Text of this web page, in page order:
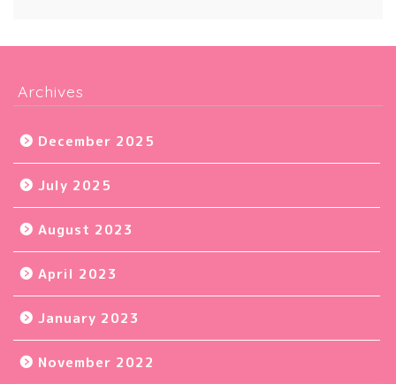
Archives
December 2025
July 2025
August 2023
April 2023
January 2023
November 2022